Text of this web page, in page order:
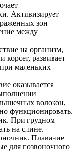
Активизирует
зон
между
на организм,
развивает
маленьких
оказывается
волокон,
функционировать.
При грудном
на спине.
Плавание
для позвоночного